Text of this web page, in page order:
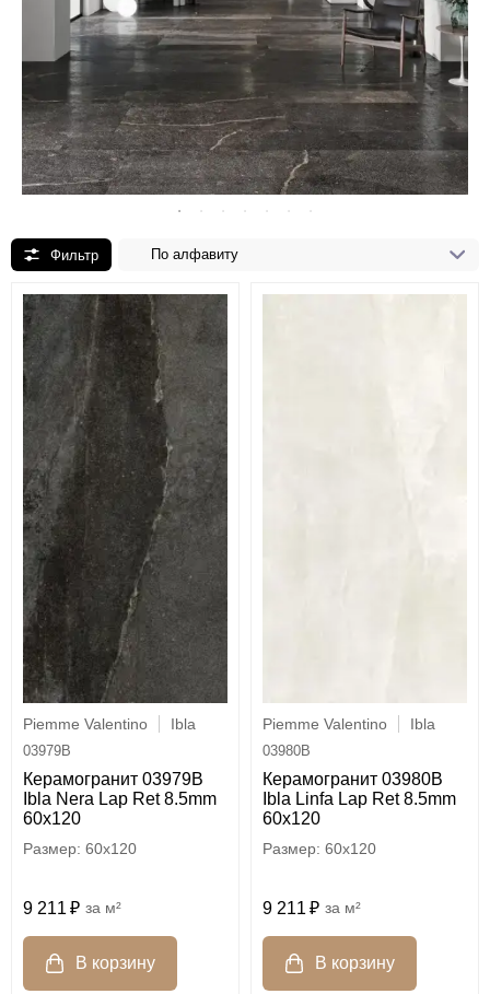
По алфавиту
Piemme Valentino Ibla
03979B
Керамогранит 03979B
Ibla Nera Lap Ret 8.5mm
60x120
60x120
9 211 м²
Piemme Valentino Ibla
03980B
Керамогранит 03980B
Ibla Linfa Lap Ret 8.5mm
60x120
60x120
9 211 м²